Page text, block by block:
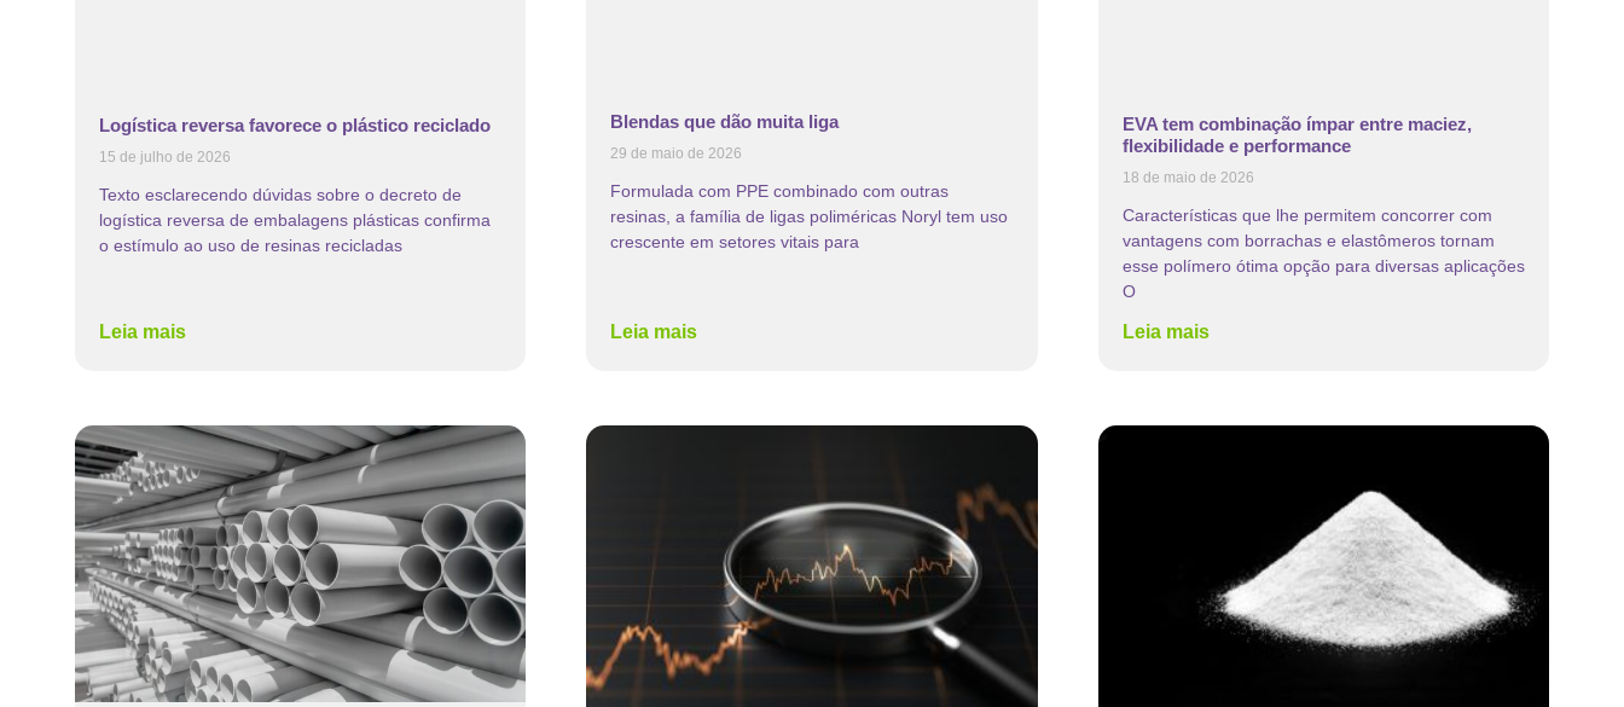
Logística reversa favorece o plástico reciclado
15 de julho de 2026
Texto esclarecendo dúvidas sobre o decreto de
logística reversa de embalagens plásticas confirma
o estímulo ao uso de resinas recicladas
Leia mais
Blendas que dão muita liga
29 de maio de 2026
Formulada com PPE combinado com outras
resinas, a família de ligas poliméricas Noryl tem uso
crescente em setores vitais para
Leia mais
EVA tem combinação ímpar entre maciez,
flexibilidade e performance
18 de maio de 2026
Características que lhe permitem concorrer com
vantagens com borrachas e elastômeros tornam
esse polímero ótima opção para diversas aplicações
O
Leia mais